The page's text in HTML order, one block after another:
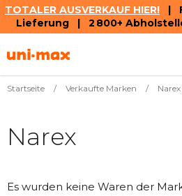
TOTALER AUSVERKAUF HIER! |
Lieferung | 2 800+
Inhalt
Startseite / Verkaufte Marken / Narex
Narex
Es wurden keine Waren der